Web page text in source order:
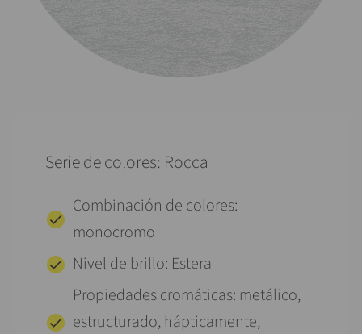
Serie de colores: Rocca
Combinación de colores:
monocromo
Nivel de brillo: Estera
Propiedades cromáticas: metálico,
estructurado, hápticamente,